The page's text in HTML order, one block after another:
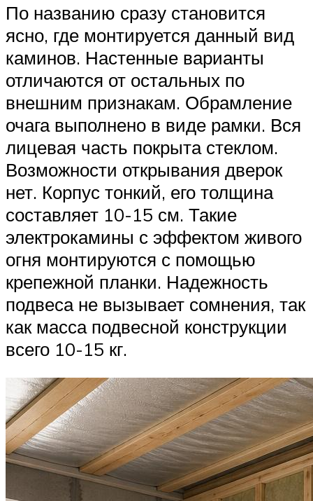
По названию сразу становится
ясно, где монтируется данный вид
каминов. Настенные варианты
отличаются от остальных по
внешним признакам. Обрамление
очага выполнено в виде рамки. Вся
лицевая часть покрыта стеклом.
Возможности открывания дверок
нет. Корпус тонкий, его толщина
составляет 10-15 см. Такие
электрокамины с эффектом живого
огня монтируются с помощью
крепежной планки. Надежность
подвеса не вызывает сомнения, так
как масса подвесной конструкции
всего 10-15 кг.